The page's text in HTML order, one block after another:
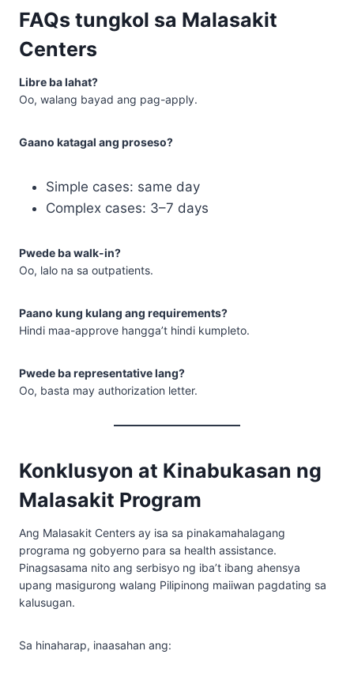
FAQs tungkol sa Malasakit
Centers
Libre ba lahat?
Oo, walang bayad ang pag-apply.
Gaano katagal ang proseso?
Simple cases: same day
Complex cases: 3–7 days
Pwede ba walk-in?
Oo, lalo na sa outpatients.
Paano kung kulang ang requirements?
Hindi maa-approve hangga’t hindi kumpleto.
Pwede ba representative lang?
Oo, basta may authorization letter.
Konklusyon at Kinabukasan ng
Malasakit Program
Ang Malasakit Centers ay isa sa pinakamahalagang
programa ng gobyerno para sa health assistance.
Pinagsasama nito ang serbisyo ng iba’t ibang ahensya
upang masigurong walang Pilipinong maiiwan pagdating sa
kalusugan.
Sa hinaharap, inaasahan ang: